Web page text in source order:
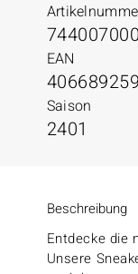
EAN
Saison
2401
Beschreibung
Entdecke die
Unsere